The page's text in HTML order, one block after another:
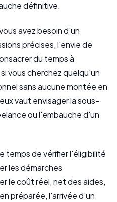
définitive.
avez besoin d'un
précises, l'envie de
du temps à
vous cherchez quelqu'un
sans aucune montée en
vaut envisager la sous-
ou l'embauche d'un
temps de vérifier l'éligibilité
les démarches
le coût réel, net des aides,
préparée, l'arrivée d'un